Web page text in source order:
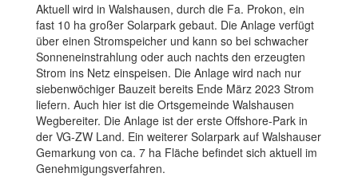
Aktuell wird in Walshausen, durch die Fa. Prokon, ein
fast 10 ha großer Solarpark gebaut. Die Anlage verfügt
über einen Stromspeicher und kann so bei schwacher
Sonneneinstrahlung oder auch nachts den erzeugten
Strom ins Netz einspeisen. Die Anlage wird nach nur
siebenwöchiger Bauzeit bereits Ende März 2023 Strom
liefern. Auch hier ist die Ortsgemeinde Walshausen
Wegbereiter. Die Anlage ist der erste Offshore-Park in
der VG-ZW Land. Ein weiterer Solarpark auf Walshauser
Gemarkung von ca. 7 ha Fläche befindet sich aktuell im
Genehmigungsverfahren.